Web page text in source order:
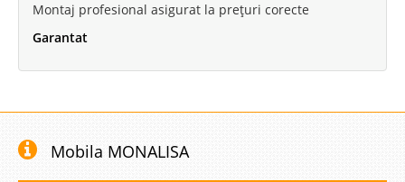
Montaj profesional asigurat la prețuri corecte
Garantat
Mobila MONALISA